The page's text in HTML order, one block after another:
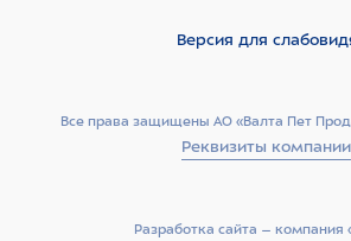
Все права защищены АО «Валта Пет
Реквизиты компании
Версия для
Разработка сайта –­ компания